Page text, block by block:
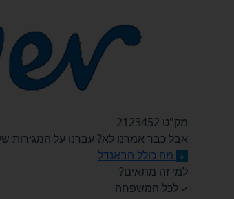
מק"ט 2123452
אבל כבר אמרנו לא? עברנו על המגירות
מה כולל הבאנדל
למי זה מתאים?
לכל המשפחה